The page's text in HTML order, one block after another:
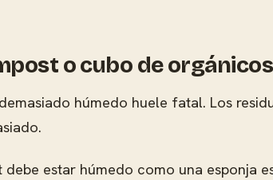
o cubo de orgánicos
húmedo huele fatal. Los
debe estar húmedo como una esponja